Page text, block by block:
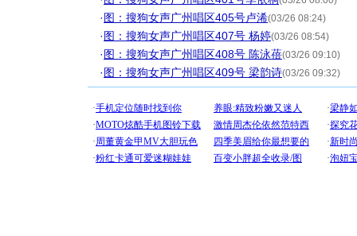
·图：搜狗女声广州唱区405号卢浠(03/26 08:24)
·图：搜狗女声广州唱区407号 杨婷(03/26 08:54)
·图：搜狗女声广州唱区408号 陈泳蓓(03/26 09:10)
·图：搜狗女声广州唱区409号 梁韵诗(03/26 09:32)